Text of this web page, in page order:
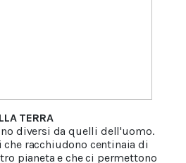
TERRA
diversi da quelli dell'uomo.
racchiudono centinaia di
pianeta e che ci permettono